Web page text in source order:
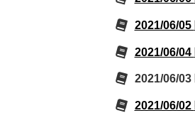
2021/06/05
2021/06/04
2021/06/03
2021/06/02